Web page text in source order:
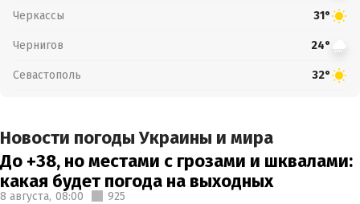
Черкассы 31°
Чернигов 24°
Севастополь 32°
Новости погоды Украины и мира
До +38, но местами с грозами и шквалами:
какая будет погода на выходных
8 августа, 08:00 925